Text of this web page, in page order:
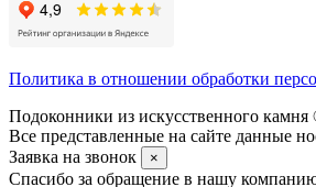
Политика в отношении обработки
Подоконники из искусственного
Все представленные на сайте данные
Заявка на звонок
×
Спасибо за обращение в нашу